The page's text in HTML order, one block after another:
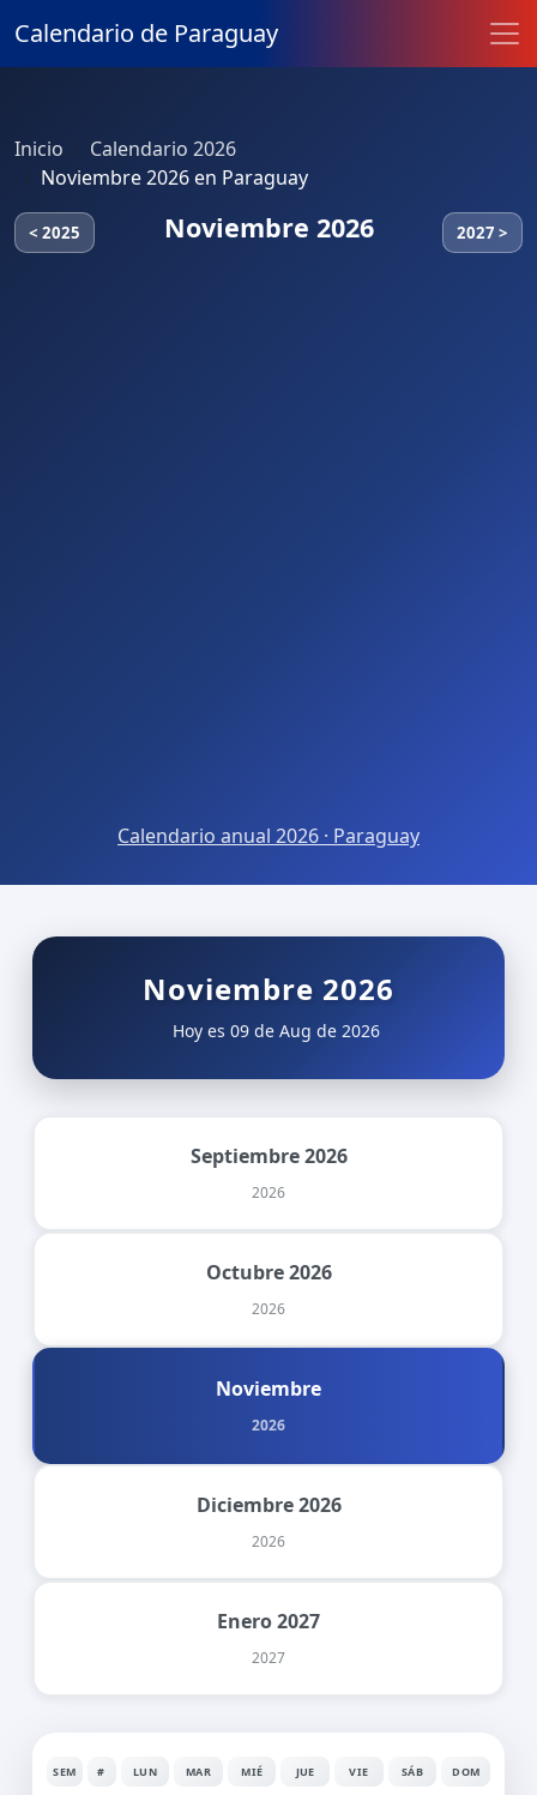
Calendario de Paraguay
Inicio
Calendario 2026
Noviembre 2026 en Paraguay
< 2025 Noviembre 2026 2027 >
Calendario anual 2026 · Paraguay
Noviembre 2026
Hoy es 09 de Aug de 2026
Septiembre 2026
2026
Octubre 2026
2026
Noviembre
2026
Diciembre 2026
2026
Enero 2027
2027
SEM # LUN MAR MIÉ JUE VIE SÁB DOM